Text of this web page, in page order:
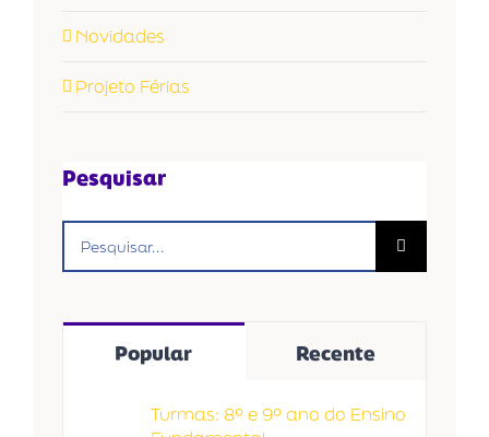
Novidades
Projeto Férias
Pesquisar
resultados
Popular Recente
Turmas: 8º e 9º ano do Ensino